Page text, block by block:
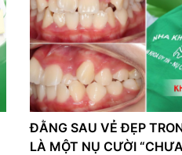
ĐẰNG SAU VẺ ĐẸP
LÀ MỘT NỤ CƯỜI